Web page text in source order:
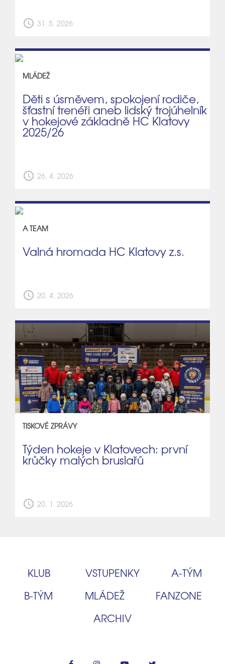
schedule 31. 5. 2026
MLÁDEŽ
Děti s úsměvem, spokojení rodiče,
šťastní trenéři aneb lidský trojúhelník
v hokejové základně HC Klatovy
2025/26
schedule 26. 4. 2026
A TEAM
Valná hromada HC Klatovy z.s.
schedule 20. 4. 2026
TISKOVÉ ZPRÁVY
Týden hokeje v Klatovech: první
krůčky malých bruslařů
schedule 20. 1. 2026
KLUB VSTUPENKY
A‑TÝM
B‑TÝM
MLÁDEŽ
FANZONE
ARCHIV